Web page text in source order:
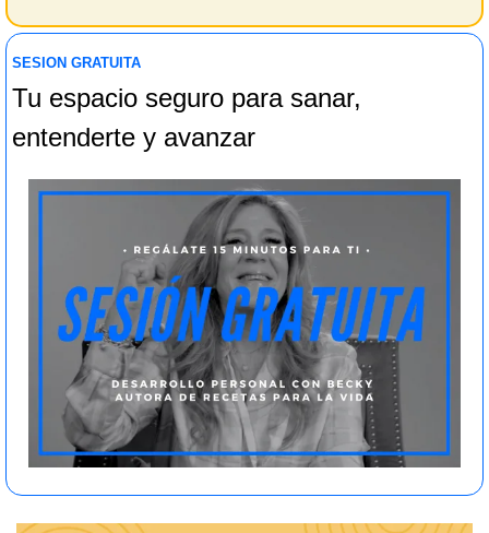
SESION GRATUITA
Tu espacio seguro para sanar,
entenderte y avanzar